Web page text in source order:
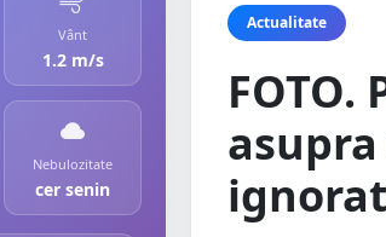
Vânt
1.2 m/s
Nebulozitate
cer senin
Actualitate